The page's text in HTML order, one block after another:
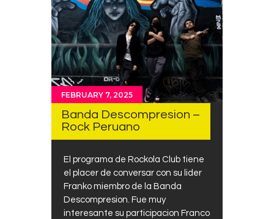
Shows
Sports
News
Events
Store
Contacts
Cine
FEBRUARY 7, 2025
Banda Descompresion –
Rock Peruano
El programa de Rockola Club tiene
el placer de conversar con su lider
Franko miembro de la Banda
Descompresion. Fue muy
interesante su participacion Franco